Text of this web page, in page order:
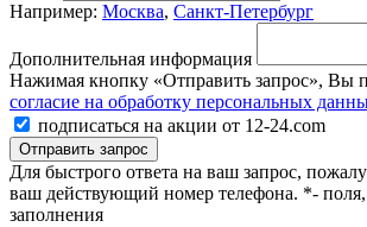
Например: Москва, Санкт-Петербург
Дополнительная информация
Нажимая кнопку «Отправить запрос», Вы
согласие на обработку персональных
подписаться на акции от 12-24.com
Отправить запрос
Для быстрого ответа на ваш запрос,
ваш действующий номер телефона. *-
заполнения